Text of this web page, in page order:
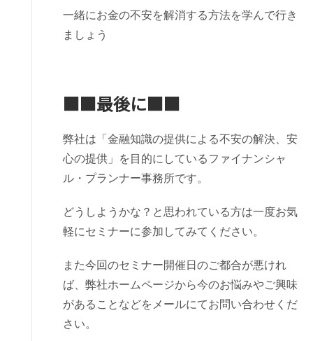
一緒にお金の不安を解消する方法を学んで行き
ましょう
■■最後に■■
弊社は「金融知識の提供による不安の解決、安
心の提供」を目的にしているファイナンシャ
ル・プランナー事務所です。
どうしようかな？と思われている方は一度お気
軽にセミナーに参加してみてください。
また今回のセミナー開催日のご都合が悪けれ
ば、弊社ホームページから今のお悩みやご興味
があることなどをメールにてお問い合わせくだ
さい。